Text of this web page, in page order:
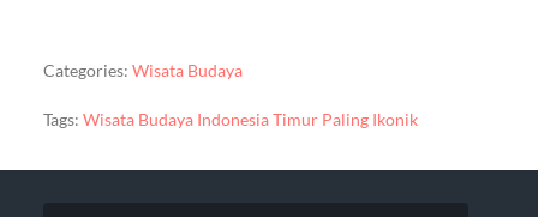
Categories: Wisata Budaya
Tags: Wisata Budaya Indonesia Timur Paling Ikonik